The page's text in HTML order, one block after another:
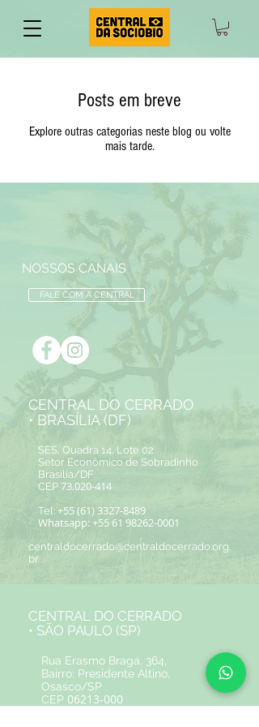
Posts em breve
Explore outras categorias neste blog ou volte
mais tarde.
NOSSOS CANAIS
FALE COM A CENTRAL
CENTRAL DO CERRADO
• BRASÍLIA (DF)
SES, Quadra 14, Lote 02
Setor Econômico de Sobradinho
Brasília/DF
CEP 73.020-414
Tel: +55 (61) 3327-8489
Whatsapp: +55 61 98262-0001
centraldocerrado@centraldocerrado.org.
br
CENTRAL DO CERRADO
• SÃO PAULO (SP)
Rua Erasmo Braga, 364,
Bairro: Presidente Altino,
Osasco/SP
CEP 06213-000